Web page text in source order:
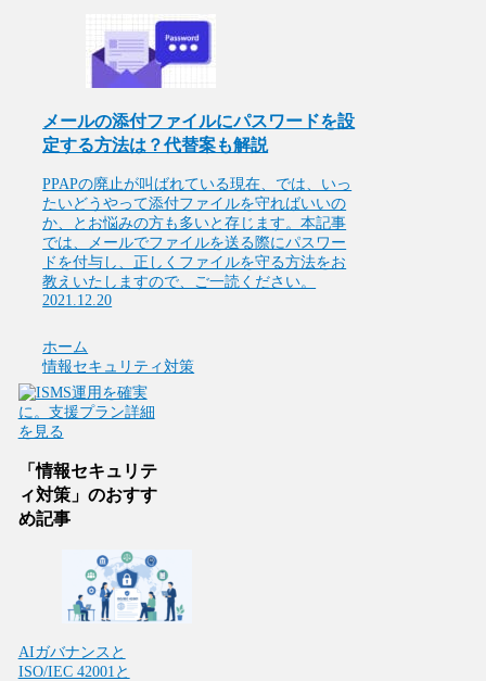
メールの添付ファイルにパスワードを設
定する方法は？代替案も解説
PPAPの廃止が叫ばれている現在、では、いっ
たいどうやって添付ファイルを守ればいいの
か、とお悩みの方も多いと存じます。本記事
では、メールでファイルを送る際にパスワー
ドを付与し、正しくファイルを守る方法をお
教えいたしますので、ご一読ください。
2021.12.20
ホーム
情報セキュリティ対策
「情報セキュリテ
ィ対策」のおすす
め記事
AIガバナンスと
ISO/IEC 42001と